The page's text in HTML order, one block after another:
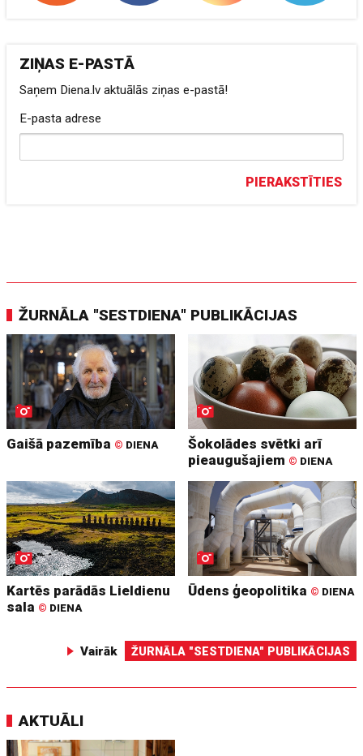
ZIŅAS E-PASTĀ
Saņem Diena.lv aktuālās ziņas e-pastā!
E-pasta adrese
PIERAKSTĪTIES
ŽURNĀLA "SESTDIENA" PUBLIKĀCIJAS
Gaišā pazemība © DIENA
Šokolādes svētki arī
pieaugušajiem © DIENA
Kartēs parādās Lieldienu
sala © DIENA
Ūdens ģeopolitika © DIENA
Vairāk ŽURNĀLA "SESTDIENA" PUBLIKĀCIJAS
AKTUĀLI